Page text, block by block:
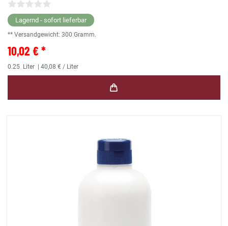
Lagernd - sofort lieferbar
** Versandgewicht: 300 Gramm.
10,02 € *
0.25 Liter | 40,08 € / Liter